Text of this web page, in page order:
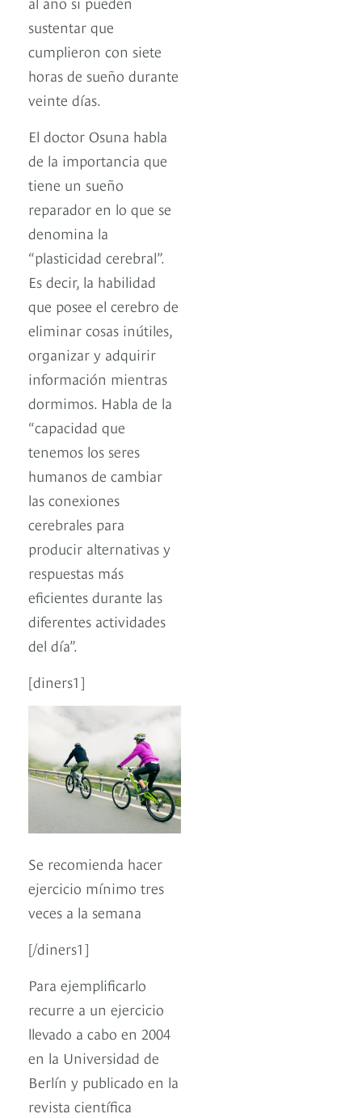
sustentar que
cumplieron con siete
horas de sueño durante
veinte días.
El doctor Osuna habla
de la importancia que
tiene un sueño
reparador en lo que se
denomina la
“plasticidad cerebral”.
Es decir, la habilidad
que posee el cerebro de
eliminar cosas inútiles,
organizar y adquirir
información mientras
dormimos. Habla de la
“capacidad que
tenemos los seres
humanos de cambiar
las conexiones
cerebrales para
producir alternativas y
respuestas más
eficientes durante las
diferentes actividades
del día”.
[diners1]
Se recomienda hacer
ejercicio mínimo tres
veces a la semana
[/diners1]
Para ejemplificarlo
recurre a un ejercicio
llevado a cabo en 2004
en la Universidad de
Berlín y publicado en la
revista científica